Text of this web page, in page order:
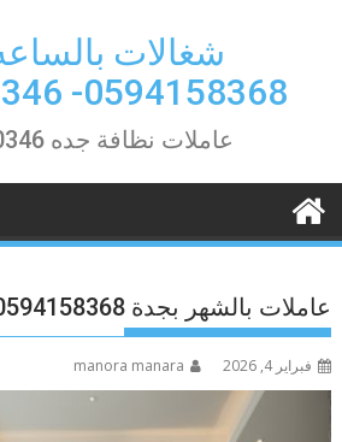
شغالات
0594158368- 0581440346
عاملات نظافة جده 0581440346
عاملات بالشهر بجدة 0594158368
فبراير 4, 2026 manora manara